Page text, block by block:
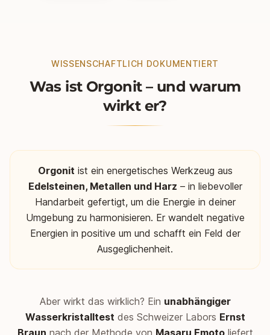
WISSENSCHAFTLICH DOKUMENTIERT
Was ist Orgonit – und warum
wirkt er?
Orgonit ist ein energetisches Werkzeug aus
Edelsteinen, Metallen und Harz – in liebevoller
Handarbeit gefertigt, um die Energie in deiner
Umgebung zu harmonisieren. Er wandelt negative
Energien in positive um und schafft ein Feld der
Ausgeglichenheit.
Aber wirkt das wirklich? Ein unabhängiger
Wasserkristalltest des Schweizer Labors Ernst